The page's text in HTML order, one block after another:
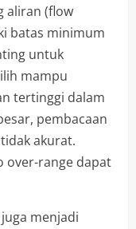
aliran (flow
batas minimum
untuk
mampu
tertinggi dalam
pembacaan
akurat.
over-range dapat
menjadi